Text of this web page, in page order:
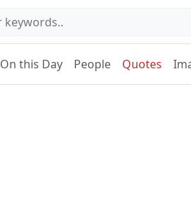
On this Day People Quotes